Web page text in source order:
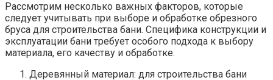
Рассмотрим несколько важных факторов, которые
следует учитывать при выборе и обработке обрезного
бруса для строительства бани. Специфика конструкции и
эксплуатации бани требует особого подхода к выбору
материала, его качеству и обработке.
Деревянный материал: для строительства бани